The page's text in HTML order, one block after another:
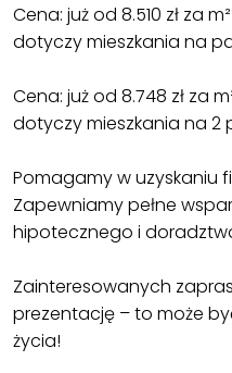
Cena: już od 8.510 zł za m²
dotyczy mieszkania na
Cena: już od 8.748 zł za
dotyczy mieszkania na 2
Pomagamy w uzyskaniu
Zapewniamy pełne
hipotecznego i
Zainteresowanych
prezentację – to może
życia!